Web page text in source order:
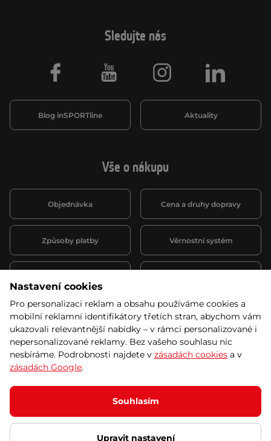
Vše o nákupu
Objednávka Cena a druhy dopravy
Způsoby platby Věrnostní systém
Půjčovna
obchodní podmínky
Kariéra
Sledujte nás
Blog inSPORTline Aktuality
Facebook Youtube Instagram LinkedIn
© 2026 SEVEN SPORT s.r.o Všechna práva vyhrazena
Podle zákona o evidenci tržeb je prodávající povinen vystavit
kupujícímu účtenku.
Zároveň je povinen zaevidovat přijatou tržbu u správce daně online; v
případě technického výpadku pak nejpozději do 48 hodin.
Nastavení cookies
Pro personalizaci reklam a obsahu používáme cookies a
mobilní reklamní identifikátory třetích stran, abychom vám
ukazovali relevantnější nabídky – v rámci personalizované i
nepersonalizované reklamy. Bez vašeho souhlasu nic
nesbíráme. Podrobnosti najdete v zásadách cookies a v
zásadách Google.
Souhlasím
Upravit nastavení